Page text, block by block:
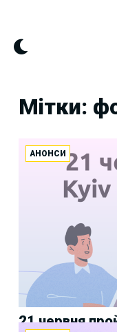
content
Мітки:
АНОНСИ
21 червня